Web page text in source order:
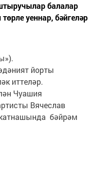
балалар
уеннар, бәйгеләр
йор­­­ты
иттеләр.
Чуашия
Вячеслав
бәйрәм